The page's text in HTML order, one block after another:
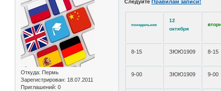
Откуда: Пермь
Зарегистрирован: 18.07.2011
Приглашений: 0
Следуйте Правилам записи!
понедельник
12
октября
8-15 ЗЮЮ1909 8-15
9-00 ЗЮЮ1909 9-00